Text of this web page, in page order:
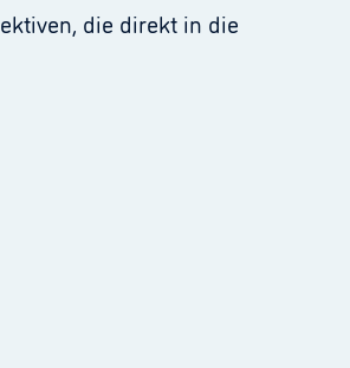
die direkt in die